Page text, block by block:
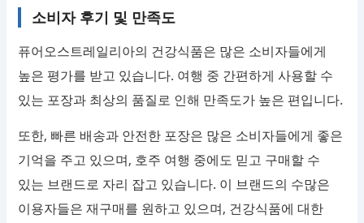
소비자 후기 및 만족도
퓨어오스트레일리아의 건강식품은 많은 소비자들에게
높은 평가를 받고 있습니다. 여행 중 간편하게 사용할 수
있는 포장과 최상의 품질로 인해 만족도가 높은 편입니다.
또한, 빠른 배송과 안전한 포장은 많은 소비자들에게 좋은
기억을 주고 있으며, 호주 여행 중에도 믿고 구매할 수
있는 브랜드로 자리 잡고 있습니다. 이 브랜드의 수많은
이용자들은 재구매를 원하고 있으며, 건강식품에 대한